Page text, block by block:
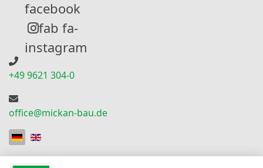
facebook
fab fa-
instagram
+49 9621 304-0
office@mickan-bau.de
Sprache auswählen